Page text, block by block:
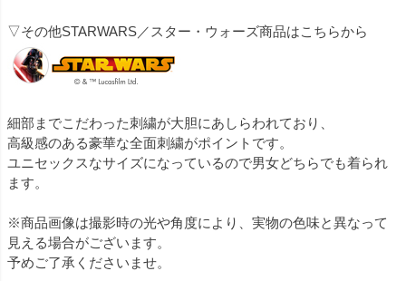
▽その他STARWARS／スター・ウォーズ商品はこちらから
細部までこだわった刺繍が大胆にあしらわれており、
高級感のある豪華な全面刺繍がポイントです。
ユニセックスなサイズになっているので男女どちらでも着られ
ます。
※商品画像は撮影時の光や角度により、実物の色味と異なって
見える場合がございます。
予めご了承くださいませ。